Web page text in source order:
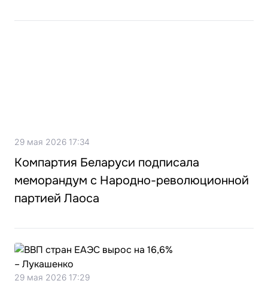
29 мая 2026 17:34
Компартия Беларуси подписала
меморандум с Народно-революционной
партией Лаоса
29 мая 2026 17:29